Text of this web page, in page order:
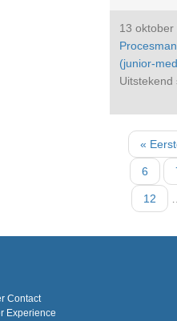
13 oktober
(junior-
Uitstekend
PaginatieEerste
pagina
«
Pagina
6
Pagina
12
Contact
Experience